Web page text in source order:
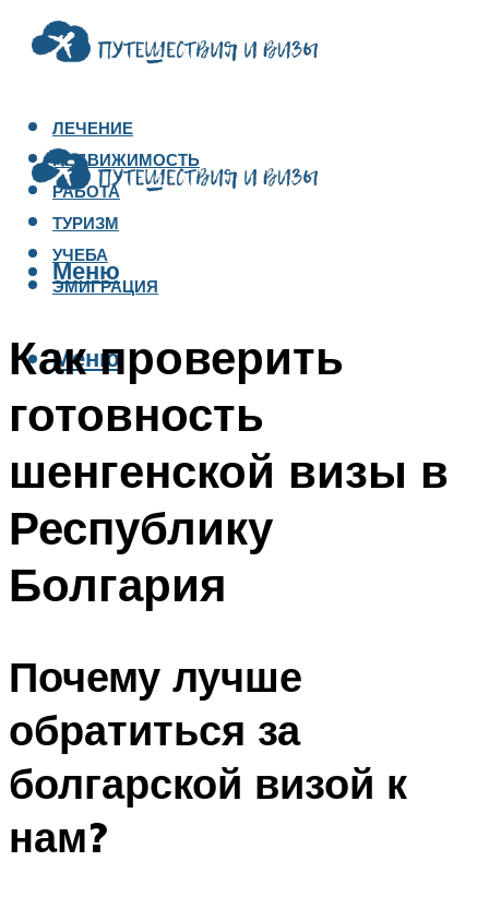
ЛЕЧЕНИЕ
НЕДВИЖИМОСТЬ
РАБОТА
ТУРИЗМ
УЧЕБА
ЭМИГРАЦИЯ
Меню
Меню
Как проверить
готовность
шенгенской визы в
Республику
Болгария
Почему лучше
обратиться за
болгарской визой к
нам?